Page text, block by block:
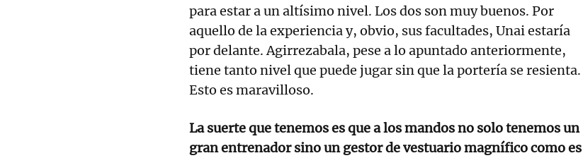
para estar a un altísimo nivel. Los dos son muy buenos. Por
aquello de la experiencia y, obvio, sus facultades, Unai estaría
por delante. Agirrezabala, pese a lo apuntado anteriormente,
tiene tanto nivel que puede jugar sin que la portería se resienta.
Esto es maravilloso.
La suerte que tenemos es que a los mandos no solo tenemos un
gran entrenador sino un gestor de vestuario magnífico como es